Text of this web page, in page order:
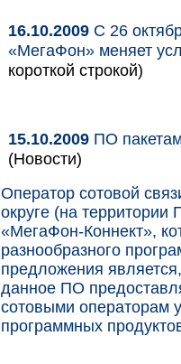
16.10.2009 С 26
«МегаФон» меняет
короткой строкой)
15.10.2009 ПО
(Новости)
Оператор сотовой
округе (на
«МегаФон-Коннект»,
разнообразного
предложения
данное ПО
сотовыми операторам
программных